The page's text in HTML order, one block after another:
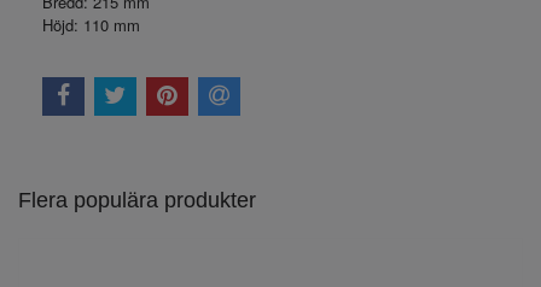
Höjd: 110 mm
Flera populära produkter